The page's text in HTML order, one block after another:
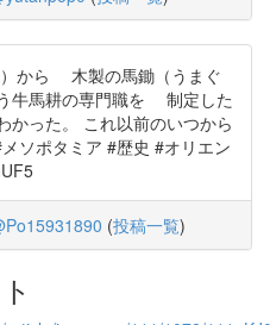
）から 木製の馬鋤（うまぐ
牛馬耕の専門職を 制定した
かった。 これ以前のいつから
ソポタミア #歴史 #オリエン
(投稿一覧)